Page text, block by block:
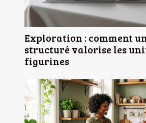
Exploration : comment
structuré valorise les
figurines